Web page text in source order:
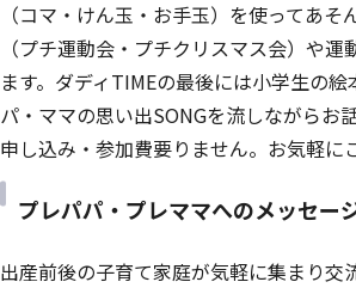
（コマ・けん玉・お手玉）を使ってあそ
（プチ運動会・プチクリスマス会）や
ます。ダディTIMEの最後には小学生の
パ・ママの思い出SONGを流しながらお
申し込み・参加費要りません。お気軽に
プレパパ・プレママへのメッセー
出産前後の子育て家庭が気軽に集まり交